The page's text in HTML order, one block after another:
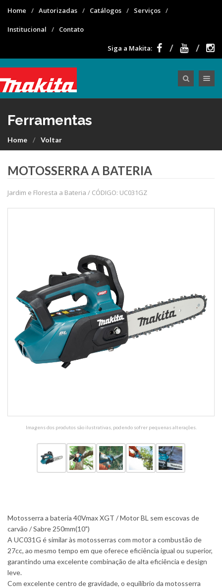
Home Autorizadas Catálogos Serviços
Institucional Contato
Siga a Makita:
Ferramentas
Home Voltar
MOTOSSERRA A BATERIA
Jardim e Floresta a Bateria / CÓDIGO: UC031GZ
Imagens dos produtos são ilustrativas, podendo sofrer pequenas alterações.
Motosserra a bateria 40Vmax XGT / Motor BL sem escovas de
carvão / Sabre 250mm(10")
A UC031G é similar às motosserras com motor a combustão de
27cc, ao mesmo tempo em que oferece eficiência igual ou superior,
garantindo uma excelente combinação de alta eficiência e design
leve.
Com excelente centro de gravidade, o equilíbrio da motosserra